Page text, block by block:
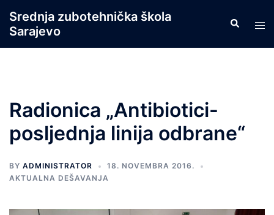
content
Srednja zubotehnička škola
Sarajevo
Search
Radionica „Antibiotici-
posljednja linija odbrane“
BY ADMINISTRATOR
18. NOVEMBRA 2016.
AKTUALNA DEŠAVANJA